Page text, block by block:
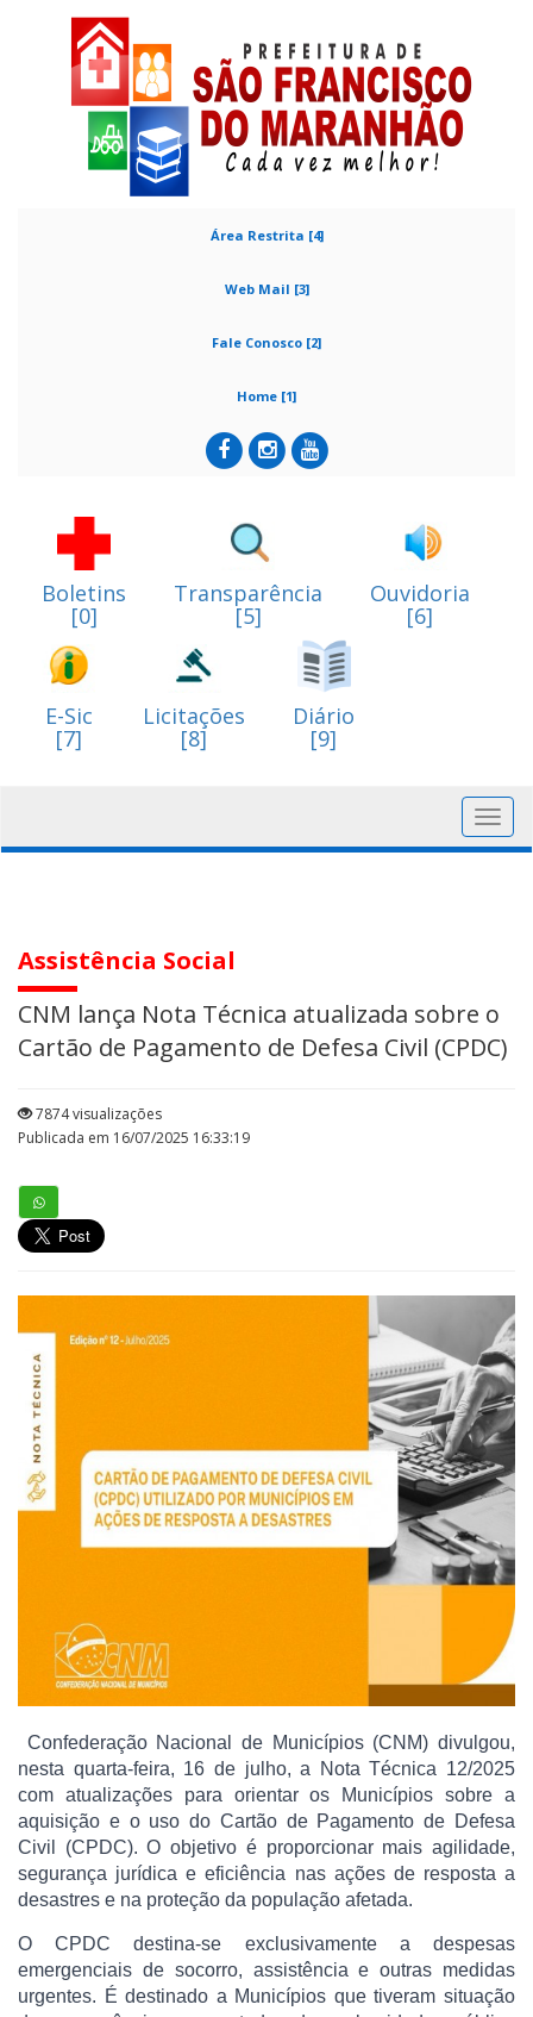
Área Restrita [4]
Web Mail [3]
Fale Conosco [2]
Home [1]
Boletins
[0]
Transparência
[5]
Ouvidoria
[6]
E-Sic
[7]
Licitações
[8]
Diário
[9]
Assistência Social
CNM lança Nota Técnica atualizada sobre o
Cartão de Pagamento de Defesa Civil (CPDC)
7874 visualizações
Publicada em 16/07/2025 16:33:19
Confederação Nacional de Municípios (CNM) divulgou,
nesta quarta-feira, 16 de julho, a Nota Técnica 12/2025
com atualizações para orientar os Municípios sobre a
aquisição e o uso do Cartão de Pagamento de Defesa
Civil (CPDC). O objetivo é proporcionar mais agilidade,
segurança jurídica e eficiência nas ações de resposta a
desastres e na proteção da população afetada.
O CPDC destina-se exclusivamente a despesas
emergenciais de socorro, assistência e outras medidas
urgentes. É destinado a Municípios que tiveram situação